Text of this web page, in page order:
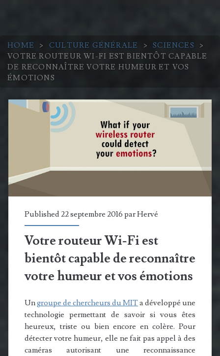
HOME > CULTURE GÉNÉRALE > SCIENCES
>
VOTRE ROUTEUR WI-FI EST BIENTÔT CAPABLE
DE RECONNAÎTRE VOTRE HUMEUR ET VOS
ÉMOTIONS
Published 22 septembre 2016 parHervé
Votre routeur Wi-Fi est
bientôt capable de reconnaître
votre humeur et vos émotions
Ungroupe de chercheurs du MITa développé une
technologie permettant de savoir si vous êtes
heureux, triste ou bien encore en colère. Pour
détecter votre humeur, elle ne fait pas appel à des
caméras autorisant une reconnaissance